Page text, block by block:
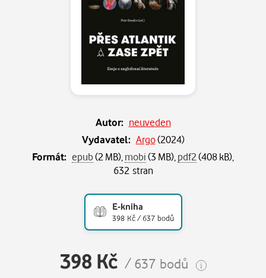
Autor: neuveden
Vydavatel: Argo(2024)
Formát: epub(2 MB), mobi(3 MB), pdf2(408 kB),
632 stran
E-kniha
398 Kč / 637 bodů
398 Kč / 637 bodů